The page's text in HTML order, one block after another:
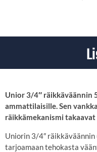
Unior 3/4″ räikkäväännin
ammattilaisille. Sen
räikkämekanismi
Uniorin 3/4″
tarjoamaan tehokasta